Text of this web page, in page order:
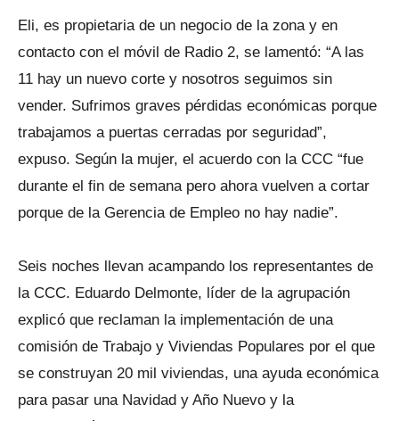
Eli, es propietaria de un negocio de la zona y en
contacto con el móvil de Radio 2, se lamentó: “A las
11 hay un nuevo corte y nosotros seguimos sin
vender. Sufrimos graves pérdidas económicas porque
trabajamos a puertas cerradas por seguridad”,
expuso. Según la mujer, el acuerdo con la CCC “fue
durante el fin de semana pero ahora vuelven a cortar
porque de la Gerencia de Empleo no hay nadie”.
Seis noches llevan acampando los representantes de
la CCC. Eduardo Delmonte, líder de la agrupación
explicó que reclaman la implementación de una
comisión de Trabajo y Viviendas Populares por el que
se construyan 20 mil viviendas, una ayuda económica
para pasar una Navidad y Año Nuevo y la